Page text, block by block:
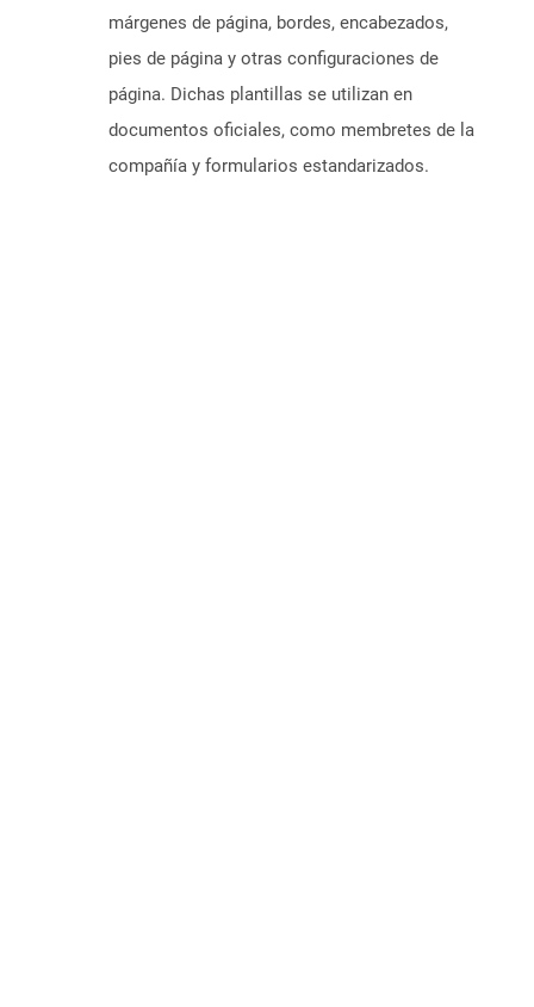
márgenes de página, bordes, encabezados,
pies de página y otras configuraciones de
página. Dichas plantillas se utilizan en
documentos oficiales, como membretes de la
compañía y formularios estandarizados.